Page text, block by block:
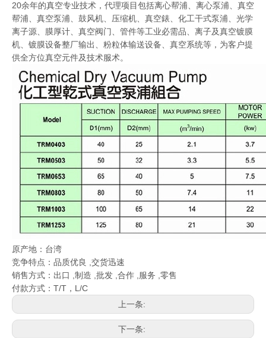
20余年的真空专业技术，代理项目包括离心帮浦、离心泵浦、真空
帮浦、真空泵浦、鼓风机、压缩机、真空錶、化工干式泵浦、光学
离子源、膜厚计、真空阀门、管件等工业必需品、离子及真空镀膜
机、镀膜设备整厂输出、粉粒体输送设备、真空系统等，为客户提
供全方位真空元件及技术服术。
原产地：台湾
竞争特点：品质优良 ,交货迅速
销售方式：出口 ,制造 ,批发 ,合作 ,服务 ,零售
付款方式：T/T，L/C
上一条:
下一条: